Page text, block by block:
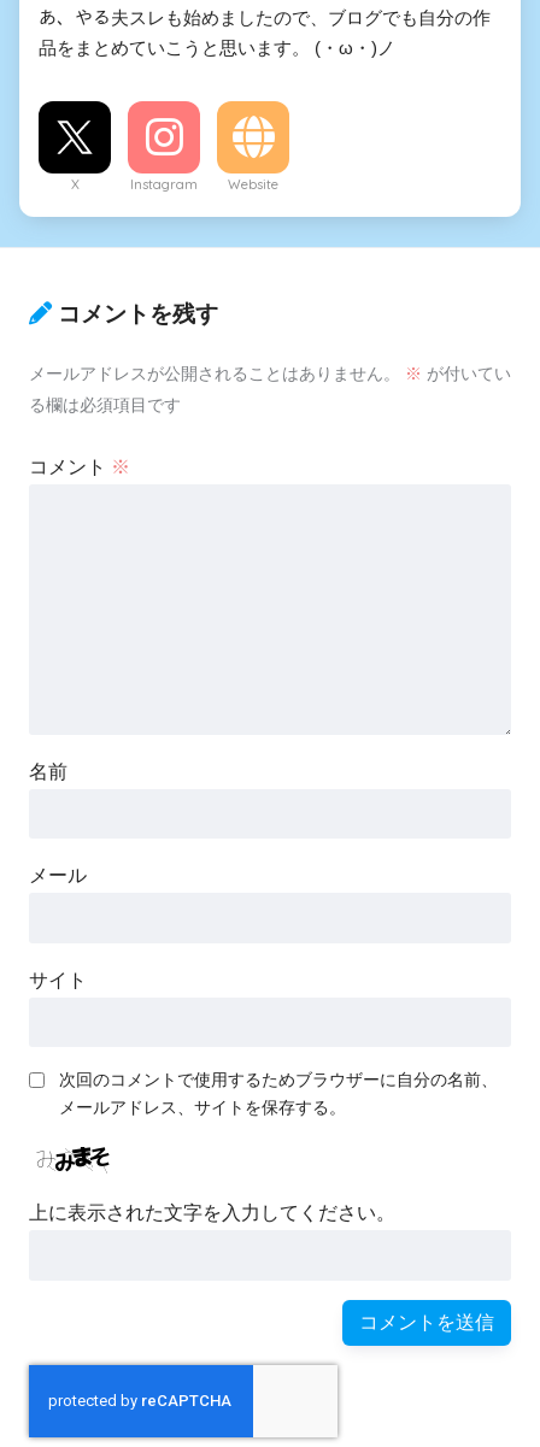
あ、やる夫スレも始めましたので、ブログでも自分の作
品をまとめていこうと思います。 (・ω・)ノ
X Instagram Website
コメントを残す
メールアドレスが公開されることはありません。 ※ が付いてい
る欄は必須項目です
コメント ※
名前
メール
サイト
次回のコメントで使用するためブラウザーに自分の名前、
メールアドレス、サイトを保存する。
上に表示された文字を入力してください。